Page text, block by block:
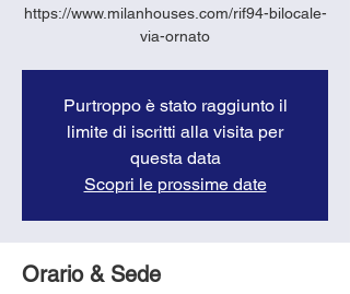
https://www.milanhouses.com/rif94-bilocale-
via-ornato
Purtroppo è stato raggiunto il
limite di iscritti alla visita per
questa data
Scopri le prossime date
Orario & Sede